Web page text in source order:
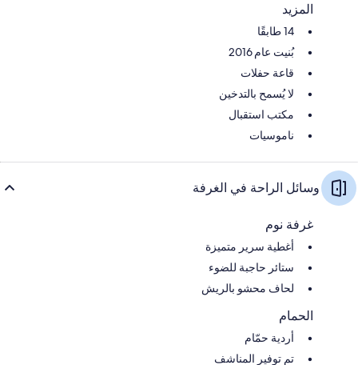
المزيد
14 طابقًا
بُنيت عام 2016
قاعة حفلات
لا يُسمح بالتدخين
مكتب استقبال
ناموسيات
وسائل الراحة في الغرفة
غرفة نوم
أغطية سرير متميزة
ستائر حاجبة للضوء
لحاف محشو بالريش
الحمام
أردية حمّام
تم توفير المناشف